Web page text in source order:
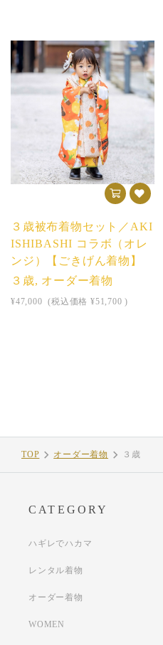
３歳被布着物セット／AKI
ISHIBASHI コラボ（オレ
ンジ）【ごきげん着物】
３歳, オーダー着物
¥47,000 (税込価格 ¥51,700 )
TOP オーダー着物 ３歳
CATEGORY
ハギレでハカマ
レンタル着物
オーダー着物
WOMEN